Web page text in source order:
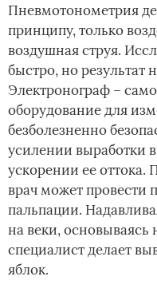
Пневмотонометрия
принципу, только
воздушная струя.
быстро, но результат
Электронограф –
оборудование для
безболезненно
усилении выработки
ускорении ее оттока.
врач может провести
пальпации.
на веки,
специалист делает
яблок.